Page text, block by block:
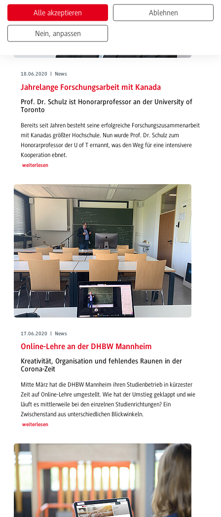
18.06.2020 | News
Jahrelange Forschungsarbeit mit Kanada
Prof. Dr. Schulz ist Honorarprofessor an der University of
Toronto
Bereits seit Jahren besteht seine erfolgreiche Forschungszusammenarbeit
mit Kanadas größter Hochschule. Nun wurde Prof. Dr. Schulz zum
Honorarprofessor der U of T ernannt, was den Weg für eine intensivere
Kooperation ebnet.
weiterlesen
17.06.2020 | News
Online-Lehre an der DHBW Mannheim
Kreativität, Organisation und fehlendes Raunen in der
Corona-Zeit
Mitte März hat die DHBW Mannheim ihren Studienbetrieb in kürzester
Zeit auf Online-Lehre umgestellt. Wie hat der Umstieg geklappt und wie
läuft es mittlerweile bei den einzelnen Studienrichtungen? Ein
Zwischenstand aus unterschiedlichen Blickwinkeln.
weiterlesen
Alle akzeptieren Ablehnen
Nein, anpassen